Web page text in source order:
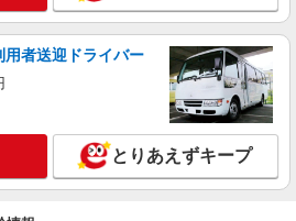
用者送迎ドライバー
とりあえずキープ